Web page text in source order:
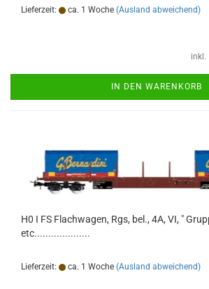
Lieferzeit: ca. 1 Woche (Ausland abweichend)
inkl.
IN DEN WARENKORB
H0 I FS Flachwagen, Rgs, bel., 4A, VI, "
etc....................
Lieferzeit: ca. 1 Woche (Ausland abweichend)